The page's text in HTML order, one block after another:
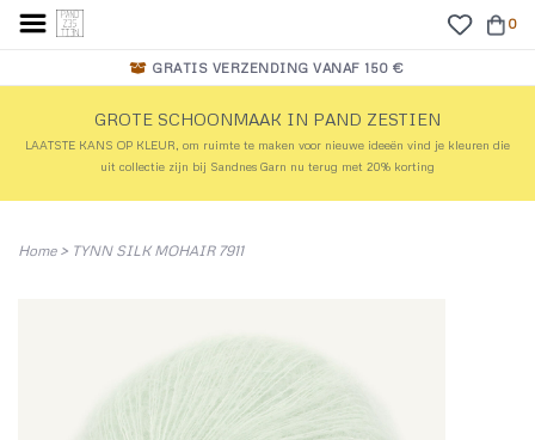
0
GRATIS VERZENDING VANAF 150 €
GROTE SCHOONMAAK IN PAND ZESTIEN
LAATSTE KANS OP KLEUR, om ruimte te maken voor nieuwe ideeën vind je kleuren die
uit collectie zijn bij Sandnes Garn nu terug met 20% korting
Home> TYNN SILK MOHAIR 7911